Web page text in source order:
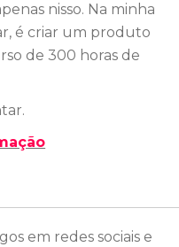
nisso. Na minha
é criar um produto
de 300 horas de
em redes sociais e